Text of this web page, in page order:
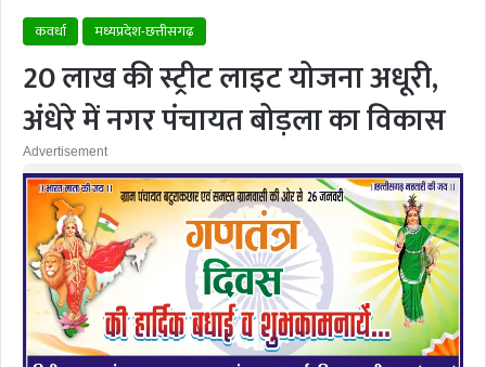
कवर्धा
मध्यप्रदेश-छत्तीसगढ़
20 लाख की स्ट्रीट लाइट योजना अधूरी,
अंधेरे में नगर पंचायत बोड़ला का विकास
Advertisement